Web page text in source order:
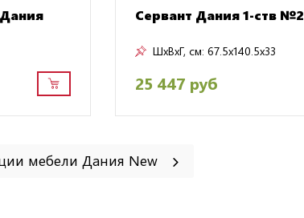
Сервант Дания 1-ств №2
ШxВxГ, см: 67.5x140.5x33
25 447 руб
мебели Дания New